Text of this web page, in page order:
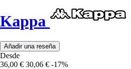
Kappa
Añadir una reseña
Desde
36,00 € 30,06 € -17%